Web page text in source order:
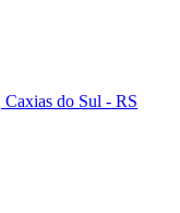
do Sul - RS